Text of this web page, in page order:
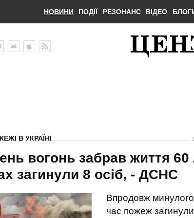
НОВИНИ ПОДІЇ РЕЗОНАНС ВІДЕО
В УКРАЇНІ
вогонь забрав життя
загинули 8 осіб, - ДСНС
Впродовж
час пожеж